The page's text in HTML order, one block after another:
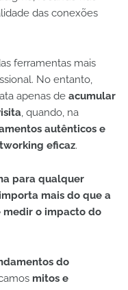
das conexões
ferramentas mais
No entanto,
apenas de acumular
, quando, na
autênticos e
eficaz.
para qualquer
mais do que a
medir o impacto do
do
mitos e